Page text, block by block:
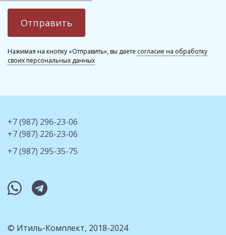
Нажимая на кнопку «Отправить», вы даете согласие на обработку
своих персональных данных
+7 (987) 296-23-06
+7 (987) 226-23-06
+7 (987) 295-35-75
whatsapptelegram
© Итиль-Комплект, 2018-2024